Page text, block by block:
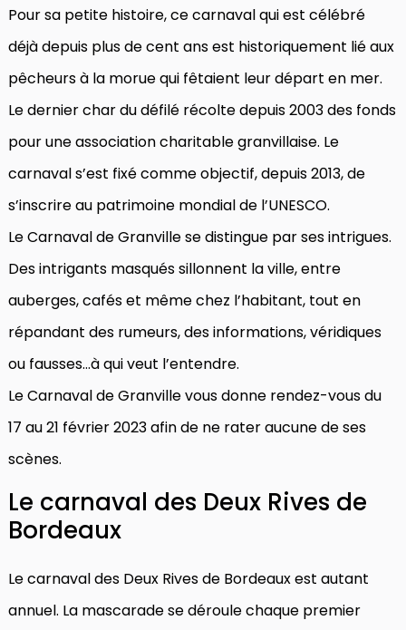
Pour sa petite histoire, ce carnaval qui est célébré
déjà depuis plus de cent ans est historiquement lié aux
pêcheurs à la morue qui fêtaient leur départ en mer.
Le dernier char du défilé récolte depuis 2003 des fonds
pour une association charitable granvillaise. Le
carnaval s’est fixé comme objectif, depuis 2013, de
s’inscrire au patrimoine mondial de l’UNESCO.
Le Carnaval de Granville se distingue par ses intrigues.
Des intrigants masqués sillonnent la ville, entre
auberges, cafés et même chez l’habitant, tout en
répandant des rumeurs, des informations, véridiques
ou fausses…à qui veut l’entendre.
Le Carnaval de Granville vous donne rendez-vous du
17 au 21 février 2023 afin de ne rater aucune de ses
scènes.
Le carnaval des Deux Rives de
Bordeaux
Le carnaval des Deux Rives de Bordeaux est autant
annuel. La mascarade se déroule chaque premier